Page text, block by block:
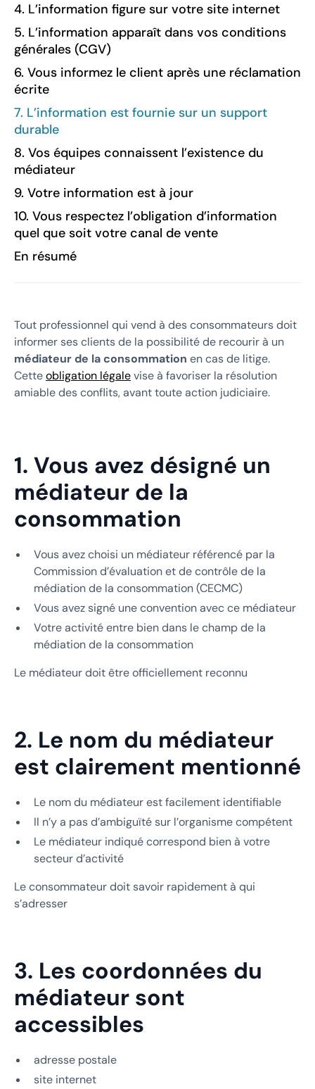
4. L’information figure sur votre site internet
5. L’information apparaît dans vos conditions
générales (CGV)
6. Vous informez le client après une réclamation
écrite
7. L’information est fournie sur un support
durable
8. Vos équipes connaissent l’existence du
médiateur
9. Votre information est à jour
10. Vous respectez l’obligation d’information
quel que soit votre canal de vente
En résumé
Tout professionnel qui vend à des consommateurs doit
informer ses clients de la possibilité de recourir à un
médiateur de la consommation en cas de litige.
Cetteobligation légalevise à favoriser la résolution
amiable des conflits, avant toute action judiciaire.
1. Vous avez désigné un
médiateur de la
consommation
Vous avez choisi un médiateur référencé par la
Commission d’évaluation et de contrôle de la
médiation de la consommation (CECMC)
Vous avez signé une convention avec ce médiateur
Votre activité entre bien dans le champ de la
médiation de la consommation
Le médiateur doit être officiellement reconnu
2. Le nom du médiateur
est clairement mentionné
Le nom du médiateur est facilement identifiable
Il n’y a pas d’ambiguïté sur l’organisme compétent
Le médiateur indiqué correspond bien à votre
secteur d’activité
Le consommateur doit savoir rapidement à qui
s’adresser
3. Les coordonnées du
médiateur sont
accessibles
adresse postale
site internet